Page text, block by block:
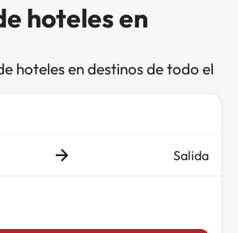
hoteles en
hoteles en destinos de todo el
Salida